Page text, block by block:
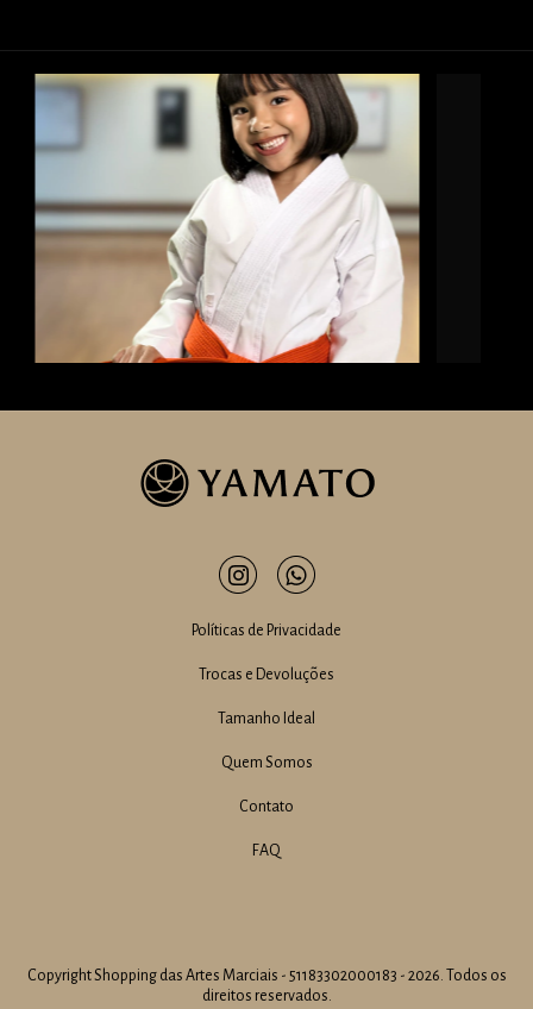
Políticas de Privacidade
Trocas e Devoluções
Tamanho Ideal
Quem Somos
Contato
FAQ
Copyright Shopping das Artes Marciais - 51183302000183 - 2026. Todos os
direitos reservados.